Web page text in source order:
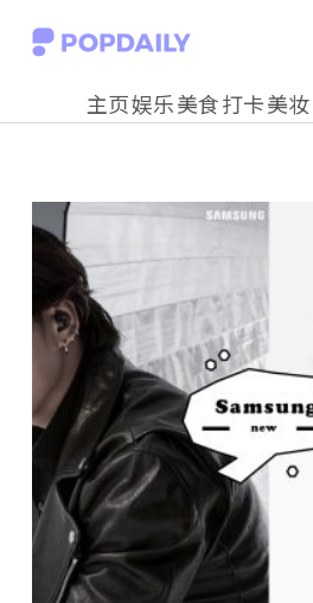
S
o
e
n
t
主页娱乐美食打卡美妆